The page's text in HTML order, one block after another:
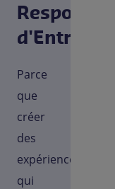
Parce
que
créer
des
expériences
qui